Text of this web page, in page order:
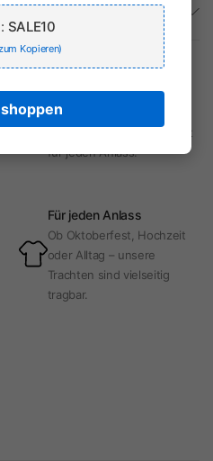
Tradition & Moderne
Authentische Trachten mit
modernem Touch – perfekt
für jeden Anlass.
Für jeden Anlass
Ob Oktoberfest, Hochzeit
oder Alltag – unsere
Trachten sind vielseitig
tragbar.
SALE10
Kopieren)